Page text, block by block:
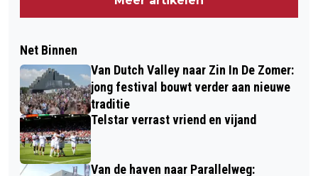
Net Binnen
Van Dutch Valley naar Zin In De Zomer:
jong festival bouwt verder aan nieuwe
traditie
Telstar verrast vriend en vijand
Van de haven naar Parallelweg: